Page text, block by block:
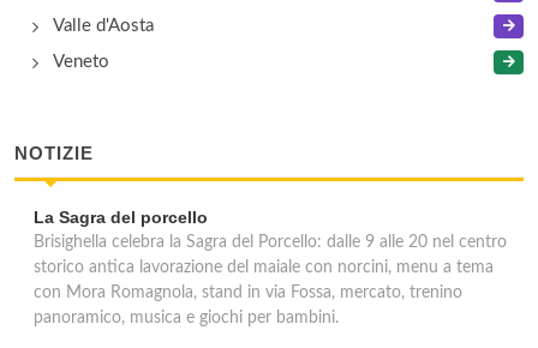
Valle d'Aosta
Veneto
NOTIZIE
La Sagra del porcello
Brisighella celebra la Sagra del Porcello: dalle 9 alle 20 nel centro
storico antica lavorazione del maiale con norcini, menu a tema
con Mora Romagnola, stand in via Fossa, mercato, trenino
panoramico, musica e giochi per bambini.